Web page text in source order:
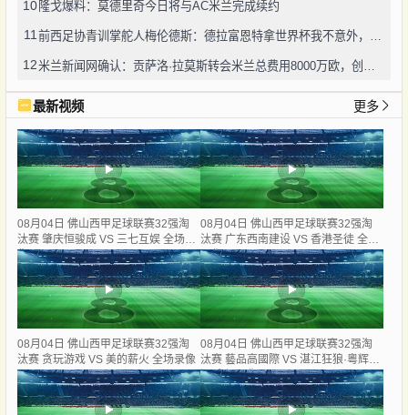
10 隆戈爆料：莫德里奇今日将与AC米兰完成续约
11
12
最新视频 更多
08月04日 佛山西甲足球联赛32强淘
汰赛 肇庆恒骏成 VS 三七互娱 全场录
像
08月04日 佛山西甲足球联赛32强淘
汰赛 广东西南建设 VS 香港圣徒 全场
录像
08月04日 佛山西甲足球联赛32强淘
汰赛 贪玩游戏 VS 美的薪火 全场录像
08月04日 佛山西甲足球联赛32强淘
汰赛 藝品高國際 VS 湛江狂狼·粵辉能
源 全场录像